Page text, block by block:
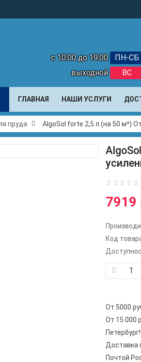
с 10:00 до 19:00
ПН-СБ
выходной
ВС
ГЛАВНАЯ НАШИ УСЛУГИ
пруда AlgoSol forte 2,5 л (на 50 м³)
7919
Код
От 5000
От 15 000
Петербург!
Доставка
Почтой